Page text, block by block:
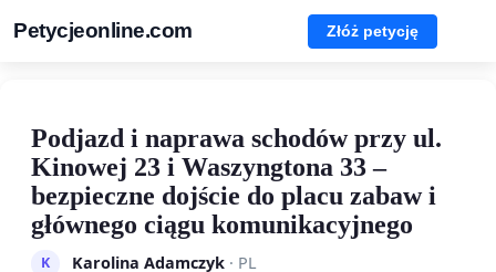
Petycjeonline.com Złóż petycję
Podjazd i naprawa schodów przy ul.
Kinowej 23 i Waszyngtona 33 –
bezpieczne dojście do placu zabaw i
głównego ciągu komunikacyjnego
K Karolina Adamczyk· PL